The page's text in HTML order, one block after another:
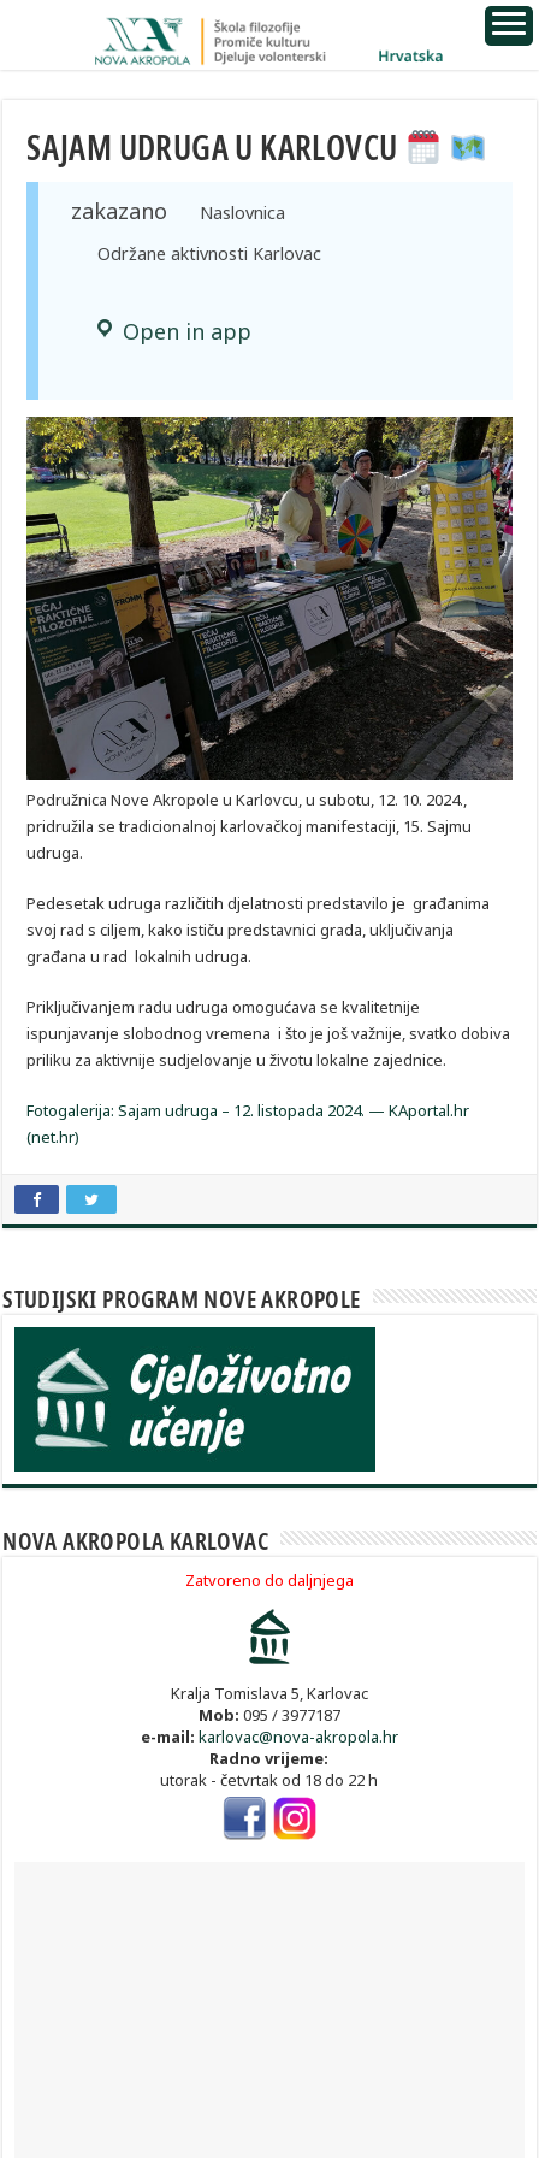
SAJAM UDRUGA U KARLOVCU
zakazano
Naslovnica
Održane aktivnosti Karlovac
Open in app
Podružnica Nove Akropole u Karlovcu, u subotu, 12. 10. 2024.,
pridružila se tradicionalnoj karlovačkoj manifestaciji, 15. Sajmu
udruga.
Pedesetak udruga različitih djelatnosti predstavilo je građanima
svoj rad s ciljem, kako ističu predstavnici grada, uključivanja
građana u rad lokalnih udruga.
Priključivanjem radu udruga omogućava se kvalitetnije
ispunjavanje slobodnog vremena i što je još važnije, svatko dobiva
priliku za aktivnije sudjelovanje u životu lokalne zajednice.
Fotogalerija: Sajam udruga – 12. listopada 2024. — KAportal.hr
(net.hr)
STUDIJSKI PROGRAM NOVE AKROPOLE
NOVA AKROPOLA KARLOVAC
Zatvoreno do daljnjega
Kralja Tomislava 5, Karlovac
Mob: 095 / 3977187
e-mail: karlovac@nova-akropola.hr
Radno vrijeme:
utorak - četvrtak od 18 do 22 h